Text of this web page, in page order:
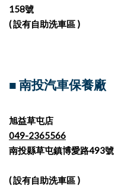
158號
( 設有自助洗車區 )
■ 南投汽車保養廠
旭益草屯店
049-2365566
南投縣草屯鎮博愛路493號
( 設有自助洗車區 )